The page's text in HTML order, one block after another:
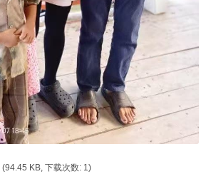
(94.45 KB, 下载次数: 1)